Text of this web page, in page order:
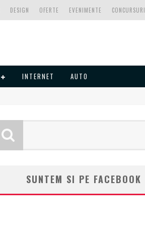
CONCURSURI
EVENIMENTE
OFERTE
DESIGN
INTERNET AUTO
SUNTEM SI PE FACEBOOK